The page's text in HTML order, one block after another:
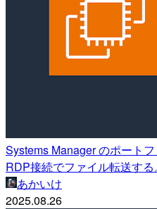
Systems Manager のポート
RDP接続でファイル転送する。
あかいけ
2025.08.26